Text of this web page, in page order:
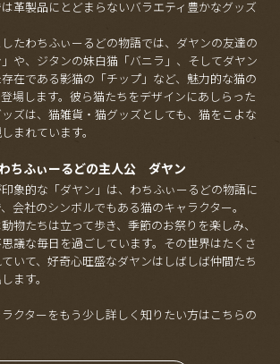
革製品にとどまらないバラエティ豊かなグッズ
たわちふぃーるどの物語では、ダヤンの友達の
や、ジタンの妹白猫「バニラ」、そしてダヤン
在である影猫の「チップ」など、魅力的な猫の
場します。彼ら猫たちをデザインにあしらった
ズは、猫雑貨・猫グッズとしても、猫をこよな
まれています。
ちふぃーるどの主人公 ダヤン
象的な「ダヤン」は、わちふぃーるどの物語に
会社のシンボルでもある猫のキャラクター。
物たちは立って歩き、季節のお祭りを楽しみ、
議な毎日を過ごしています。その世界はたくさ
いて、好奇心旺盛なダヤンはしばしば仲間たち
ます。
クターをもう少し詳しく知りたい方はこちらの